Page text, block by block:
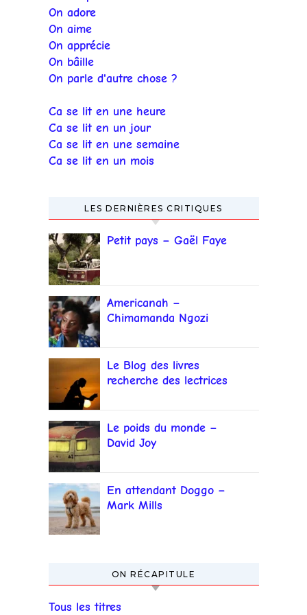
On adore
On aime
On apprécie
On bâille
On parle d'autre chose ?
Ca se lit en une heure
Ca se lit en un jour
Ca se lit en une semaine
Ca se lit en un mois
LES DERNIÈRES CRITIQUES
Petit pays – Gaël Faye
Americanah –
Chimamanda Ngozi
Le Blog des livres
recherche des lectrices
Le poids du monde –
David Joy
En attendant Doggo –
Mark Mills
ON RÉCAPITULE
Tous les titres